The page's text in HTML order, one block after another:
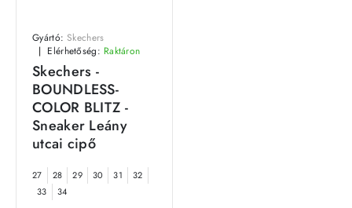
Gyártó: Skechers
Elérhetőség: Raktáron
Skechers -
BOUNDLESS-
COLOR BLITZ -
Sneaker Leány
utcai cipő
27 28 29 30 31
32
33
34